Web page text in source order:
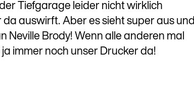
Tiefgarage leider nicht wirklich
auswirft. Aber es sieht super aus und
Neville Brody! Wenn alle anderen mal
immer noch unser Drucker da!